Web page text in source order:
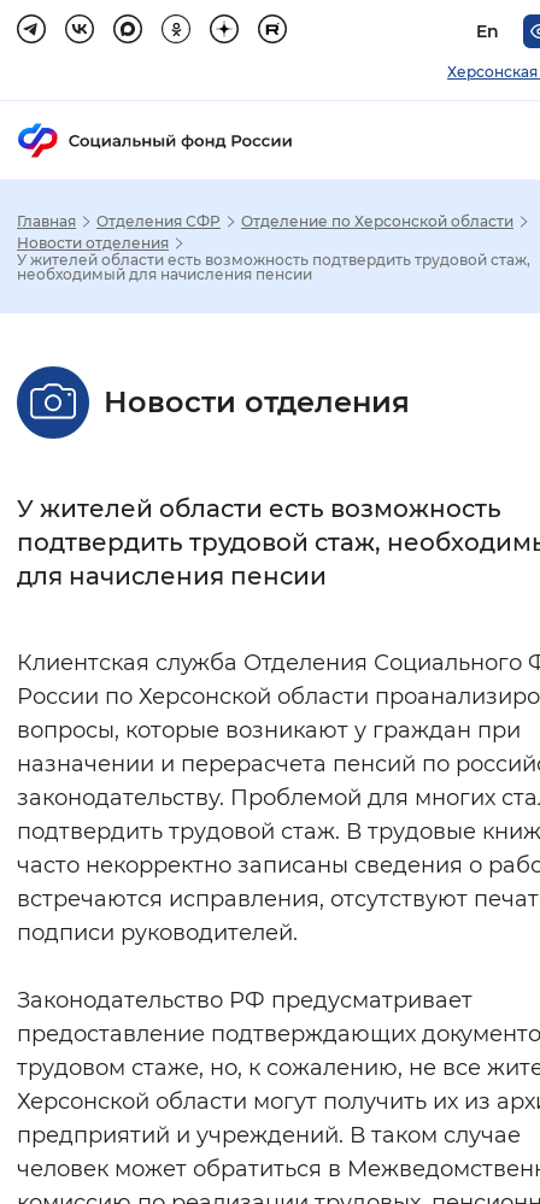
En
Стандартный Увеличенный
Без засечек С засечками
Интервал между буквами
Цвет сайта
Монохромный Инверсивный
Синий фон
Изображения
Включены Выключены
Воспроизвести Остановить
Вернуть стандартные настройки
Главная Отделения СФР
Отделение по Херсонской области
Новости отделения
У жителей области есть возможность подтвердить трудовой стаж,
необходимый для начисления пенсии
Новости отделения
У жителей области есть возможность
подтвердить трудовой стаж,
для начисления пенсии
Клиентская служба Отделения Социального
России по Херсонской области
вопросы, которые возникают у граждан при
назначении и перерасчета пенсий по
законодательству. Проблемой для многих
подтвердить трудовой стаж. В трудовые
часто некорректно записаны сведения о
встречаются исправления, отсутствуют
подписи руководителей.
Законодательство РФ предусматривает
предоставление подтверждающих
трудовом стаже, но, к сожалению, не все
Херсонской области могут получить их из
предприятий и учреждений. В таком случае
человек может обратиться в